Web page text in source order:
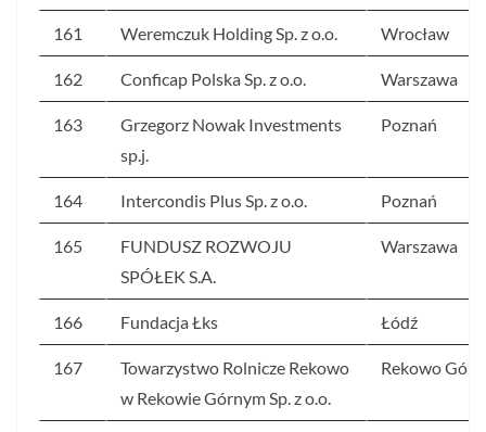
161 Weremczuk Holding Sp. z o.o. Wrocław
162 Conficap Polska Sp. z o.o. Warszawa
163
Grzegorz Nowak Investments
sp.j.
Poznań
164 Intercondis Plus Sp. z o.o. Poznań
165
FUNDUSZ ROZWOJU
SPÓŁEK S.A.
Warszawa
166 Fundacja Łks Łódź
167
Towarzystwo Rolnicze Rekowo
w Rekowie Górnym Sp. z o.o.
Rekowo